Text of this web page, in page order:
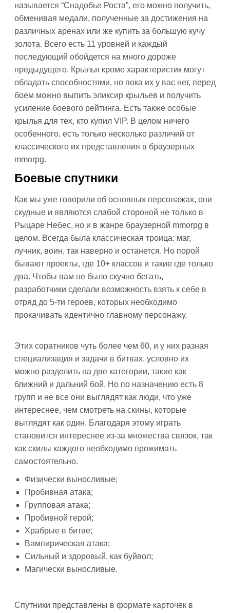
называется “Снадобье Роста”, его можно получить,
обменивая медали, полученные за достижения на
различных аренах или же купить за большую кучу
золота. Всего есть 11 уровней и каждый
последующий обойдется на много дороже
предыдущего. Крылья кроме характеристик могут
обладать способностями, но пока их у вас нет, перед
боем можно выпить эликсир крыльев и получить
усиление боевого рейтинга. Есть также особые
крылья для тех, кто купил VIP. В целом ничего
особенного, есть только несколько различий от
классического их представления в браузерных
mmorpg.
Боевые спутники
Как мы уже говорили об основных персонажах, они
скудные и являются слабой стороной не только в
Рыцаре Небес, но и в жанре браузерной mmorpg в
целом. Всегда была классическая троица: маг,
лучник, воин, так наверно и останется. Но порой
бывают проекты, где 10+ классов и такие где только
два. Чтобы вам не было скучно бегать,
разработчики сделали возможность взять к себе в
отряд до 5-ти героев, которых необходимо
прокачивать идентично главному персонажу.
Этих соратников чуть более чем 60, и у них разная
специализация и задачи в битвах, условно их
можно разделить на две категории, такие как
ближний и дальний бой. Но по назначению есть 8
групп и не все они выглядят как люди, что уже
интереснее, чем смотреть на скины, которые
выглядят как один. Благодаря этому играть
становится интереснее из-за множества связок, так
как скилы каждого необходимо прожимать
самостоятельно.
Физически выносливые;
Пробивная атака;
Групповая атака;
Пробивной герой;
Храбрые в битве;
Вампирическая атака;
Сильный и здоровый, как буйвол;
Магически выносливые.
Спутники представлены в формате карточек в